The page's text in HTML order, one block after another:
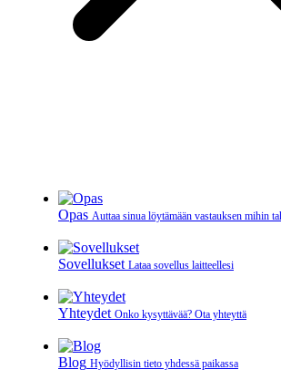
Opas Auttaa sinua löytämään vastauksen mihin
Sovellukset Lataa sovellus laitteellesi
Yhteydet Onko kysyttävää? Ota yhteyttä
Blog Hyödyllisin tieto yhdessä paikassa